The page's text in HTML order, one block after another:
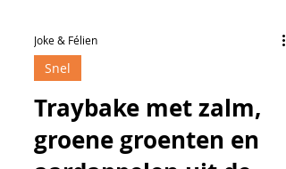
Joke & Félien
Snel